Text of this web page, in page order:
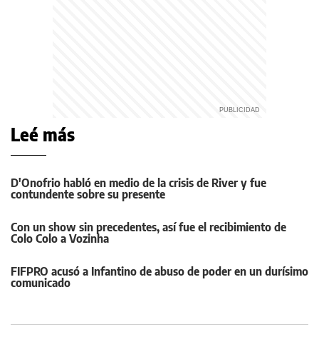
Leé más
D'Onofrio habló en medio de la crisis de River y fue
contundente sobre su presente
Con un show sin precedentes, así fue el recibimiento de
Colo Colo a Vozinha
FIFPRO acusó a Infantino de abuso de poder en un durísimo
comunicado